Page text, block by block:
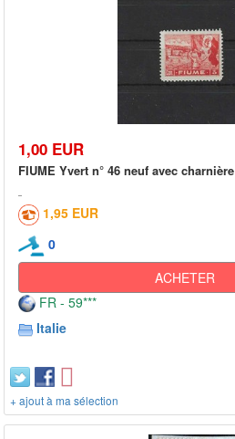
1,00 EUR
FIUME Yvert n° 46 neuf avec charnière
1,95 EUR
0
ACHETER
FR - 59***
Italie
+ ajout à ma sélection